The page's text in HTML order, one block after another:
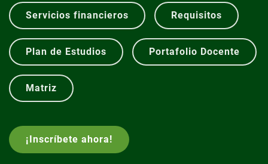
Servicios financieros Requisitos
Plan de Estudios Portafolio Docente
Matriz
¡Inscríbete ahora!